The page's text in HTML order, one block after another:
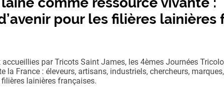
pour les filières lainières
par Tricots Saint James, les 4èmes Journées
la France : éleveurs, artisans, industriels, chercheurs,
lainières françaises.